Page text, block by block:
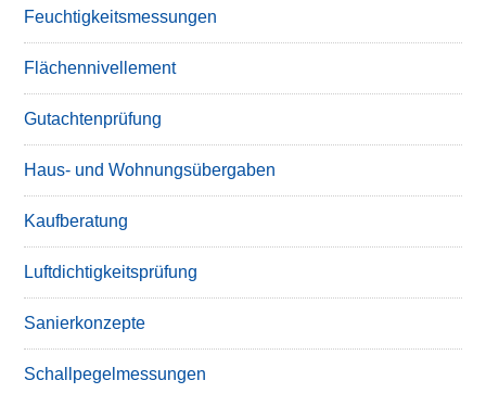
Feuchtigkeitsmessungen
Flächennivellement
Gutachtenprüfung
Haus- und Wohnungsübergaben
Kaufberatung
Luftdichtigkeitsprüfung
Sanierkonzepte
Schallpegelmessungen